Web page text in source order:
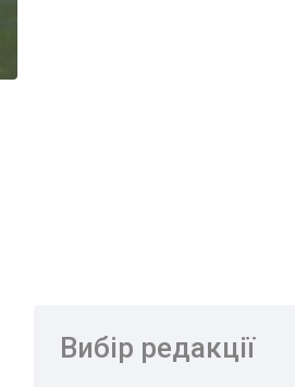
Вибір редакції